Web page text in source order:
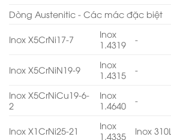
Dòng Austenitic - Các mác đặc biệt
Inox X5CrNi17-7
Inox
1.4319
-
Inox X5CrNiN19-9
Inox
1.4315
-
Inox X5CrNiCu19-6-
2
Inox
1.4640
-
Inox X1CrNi25-21
Inox
1.4335
Inox 310L